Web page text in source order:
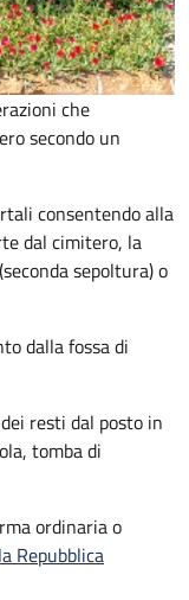
che
secondo un
consentendo alla
dal cimitero, la
sepoltura)o
dalla fossa di
resti dal posto in
tomba di
ordinaria o
Repubblica